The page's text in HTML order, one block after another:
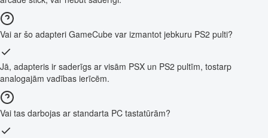
Vai ar šo adapteri GameCube var izmantot jebkuru PS2 pulti?
Jā, adapteris ir saderīgs ar visām PSX un PS2 pultīm, tostarp
analogajām vadības ierīcēm.
Vai tas darbojas ar standarta PC tastatūrām?